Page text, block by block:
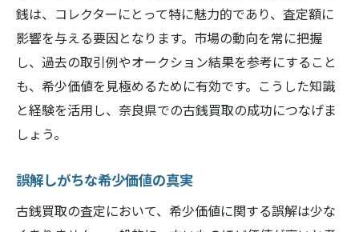
銭は、コレクターにとって特に魅力的であり、査定額に
影響を与える要因となります。市場の動向を常に把握
し、過去の取引例やオークション結果を参考にすること
も、希少価値を見極めるために有効です。こうした知識
と経験を活用し、奈良県での古銭買取の成功につなげま
しょう。
誤解しがちな希少価値の真実
古銭買取の査定において、希少価値に関する誤解は少な